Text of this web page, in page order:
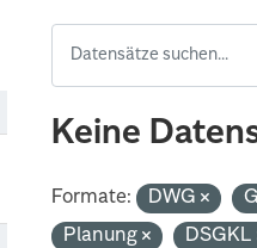
Keine
Formate: DWG
Planung
DSGKL